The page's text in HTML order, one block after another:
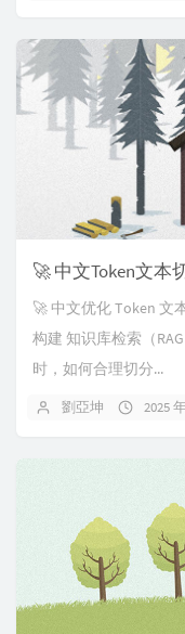
🚀 中文优化 Token 文
构建 知识库检索（
时，如何合理切分...
劉亞坤 2025